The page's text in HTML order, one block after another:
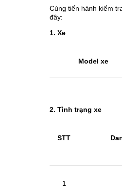
Cùng tiến hành kiểm
đây:
1. Xe
Model xe
2. Tình trạng xe
STT
1